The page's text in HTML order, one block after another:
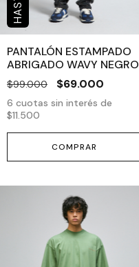
PANTALÓN ESTAMPADO
ABRIGADO WAVY NEGRO
$99.000 $69.000
6 cuotas sin interés de
$11.500
COMPRAR